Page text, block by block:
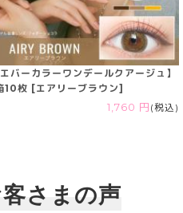
バーカラーワンデールクアージュ】
10枚 [エアリーブラウン]
1,760 円 (税込)
さまの声